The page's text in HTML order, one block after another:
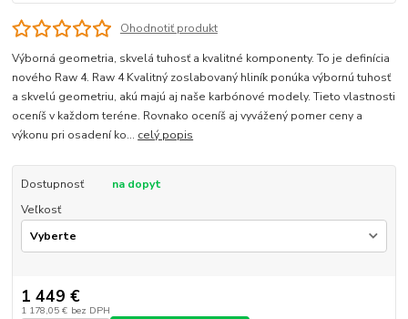
Ohodnotiť produkt
Výborná geometria, skvelá tuhosť a kvalitné komponenty. To je definícia
nového Raw 4. Raw 4 Kvalitný zoslabovaný hliník ponúka výbornú tuhosť
a skvelú geometriu, akú majú aj naše karbónové modely. Tieto vlastnosti
oceníš v každom teréne. Rovnako oceníš aj vyvážený pomer ceny a
výkonu pri osadení ko... celý popis
Dostupnosť
na dopyt
Veľkosť
1 449 €
1 178,05 € bez DPH